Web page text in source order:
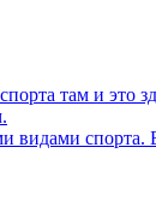
там и это